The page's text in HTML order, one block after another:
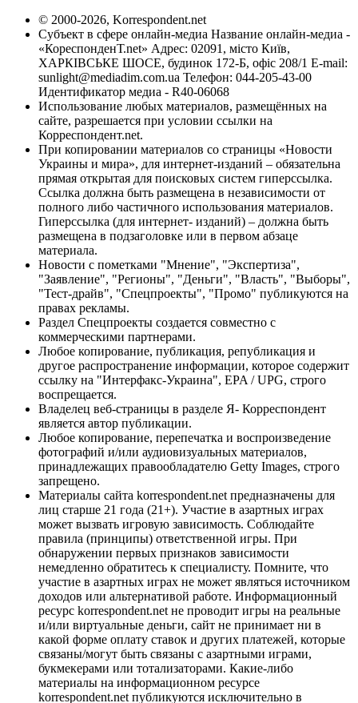
© 2000-2026, Korrespondent.net
Субъект в сфере онлайн-медиа Название онлайн-медиа -
«КореспонденТ.net» Адрес: 02091, місто Київ,
ХАРКІВСЬКЕ ШОСЕ, будинок 172-Б, офіс 208/1 E-mail:
sunlight@mediadim.com.ua Телефон: 044-205-43-00
Идентификатор медиа - R40-06068
Использование любых материалов, размещённых на
сайте, разрешается при условии ссылки на
Корреспондент.net.
При копировании материалов со страницы «Новости
Украины и мира», для интернет-изданий – обязательна
прямая открытая для поисковых систем гиперссылка.
Ссылка должна быть размещена в независимости от
полного либо частичного использования материалов.
Гиперссылка (для интернет- изданий) – должна быть
размещена в подзаголовке или в первом абзаце
материала.
Новости с пометками "Мнение", "Экспертиза",
"Заявление", "Регионы", "Деньги", "Власть", "Выборы",
"Тест-драйв", "Спецпроекты", "Промо" публикуются на
правах рекламы.
Раздел Спецпроекты создается совместно с
коммерческими партнерами.
Любое копирование, публикация, републикация и
другое распространение информации, которое содержит
ссылку на "Интерфакс-Украина", EPA / UPG, строго
воспрещается.
Владелец веб-страницы в разделе Я- Корреспондент
является автор публикации.
Любое копирование, перепечатка и воспроизведение
фотографий и/или аудиовизуальных материалов,
принадлежащих правообладателю Getty Images, строго
запрещено.
Материалы сайта korrespondent.net предназначены для
лиц старше 21 года (21+). Участие в азартных играх
может вызвать игровую зависимость. Соблюдайте
правила (принципы) ответственной игры. При
обнаружении первых признаков зависимости
немедленно обратитесь к специалисту. Помните, что
участие в азартных играх не может являться источником
доходов или альтернативой работе. Информационный
ресурс korrespondent.net не проводит игры на реальные
и/или виртуальные деньги, сайт не принимает ни в
какой форме оплату ставок и других платежей, которые
связаны/могут быть связаны с азартными играми,
букмекерами или тотализаторами. Какие-либо
материалы на информационном ресурсе
korrespondent.net публикуются исключительно в